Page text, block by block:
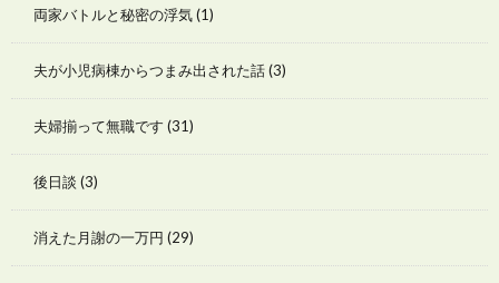
両家バトルと秘密の浮気(1)
夫が小児病棟からつまみ出された話(3)
夫婦揃って無職です (31)
後日談 (3)
消えた月謝の一万円 (29)